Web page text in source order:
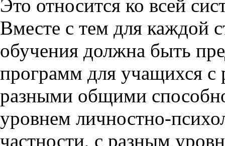
Это относится ко всей
Вместе с тем для каждой
обучения должна быть
программ для учащихся с
разными общими
уровнем личностно-
частности, с разным